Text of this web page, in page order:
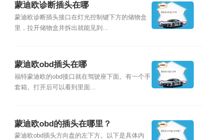
蒙迪欧诊断插头在哪
蒙迪欧诊断插头接口在灯光控制键下方的储物盒
里，拉开储物盒并拆出就能见到...
蒙迪欧obd插头在哪
福特蒙迪欧的obd接口就在驾驶座下面。有一个手
套箱。打开后可以看到里面...
蒙迪欧obd的插头在哪里？
蒙迪欧obd插头方向盘的左下方。以下是具体内